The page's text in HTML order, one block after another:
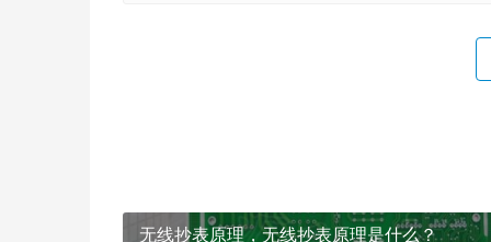
无线抄表原理，无线抄表原理是什么？